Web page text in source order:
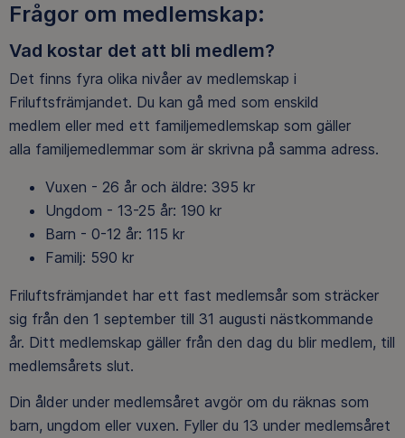
Frågor om medlemskap:
Vad kostar det att bli medlem?
Det finns fyra olika nivåer av medlemskap i
Friluftsfrämjandet. Du kan gå med som enskild
medlem eller med ett familjemedlemskap som gäller
alla familjemedlemmar som är skrivna på samma adress.
Vuxen - 26 år och äldre: 395 kr
Ungdom - 13-25 år: 190 kr
Barn - 0-12 år: 115 kr
Familj: 590 kr
Friluftsfrämjandet har ett fast medlemsår som sträcker
sig från den 1 september till 31 augusti nästkommande
år. Ditt medlemskap gäller från den dag du blir medlem, till
medlemsårets slut.
Din ålder under medlemsåret avgör om du räknas som
barn, ungdom eller vuxen. Fyller du 13 under medlemsåret